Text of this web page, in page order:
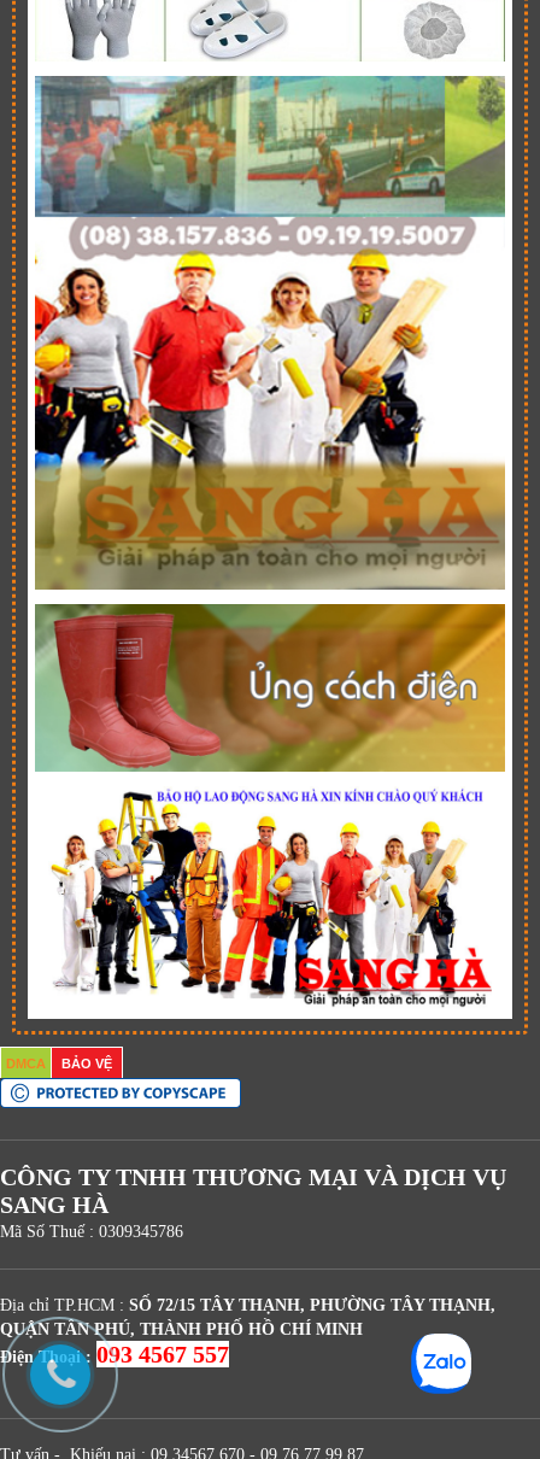
DMCA BẢO VỆ
CÔNG TY TNHH THƯƠNG MẠI VÀ DỊCH VỤ
SANG HÀ
Mã Số Thuế : 0309345786
Địa chỉ TP.HCM : SỐ 72/15 TÂY THẠNH, PHƯỜNG TÂY THẠNH,
QUẬN TÂN PHÚ, THÀNH PHỐ HỒ CHÍ MINH
Điện Thoại : 093 4567 557
Tư vấn - Khiếu nại : 09 34567 670 - 09 76 77 99 87